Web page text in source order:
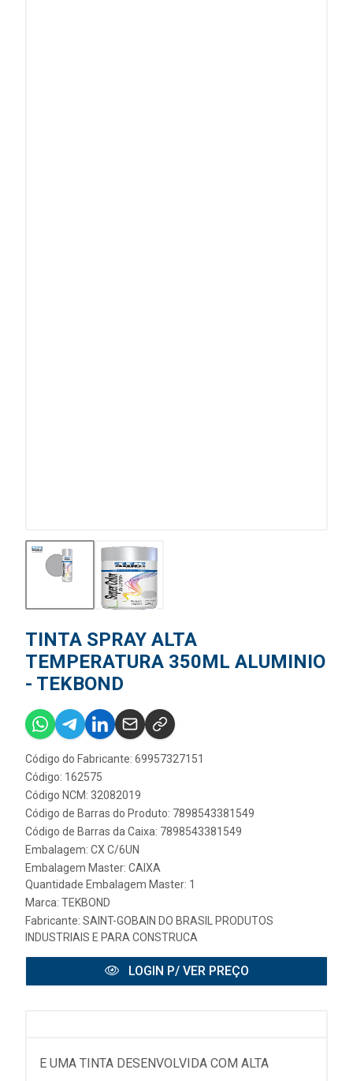
TINTA SPRAY ALTA
TEMPERATURA 350ML ALUMINIO
- TEKBOND
Código do Fabricante: 69957327151
Código: 162575
Código NCM: 32082019
Código de Barras do Produto: 7898543381549
Código de Barras da Caixa: 7898543381549
Embalagem: CX C/6UN
Embalagem Master: CAIXA
Quantidade Embalagem Master: 1
Marca: TEKBOND
Fabricante: SAINT-GOBAIN DO BRASIL PRODUTOS
INDUSTRIAIS E PARA CONSTRUCA
LOGIN P/ VER PREÇO
E UMA TINTA DESENVOLVIDA COM ALTA